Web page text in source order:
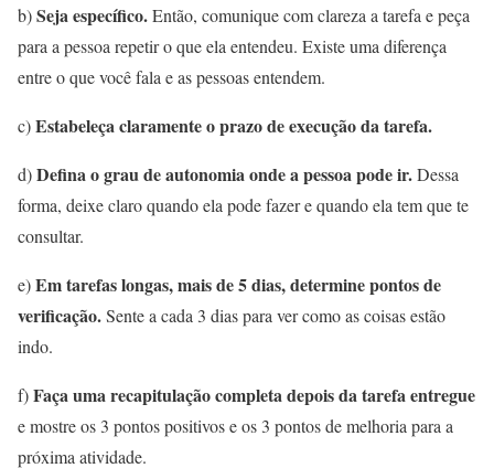
b)Seja específico.Então, comunique com clareza a tarefa e peça
para a pessoa repetir o que ela entendeu. Existe uma diferença
entre o que você fala e as pessoas entendem.
c)Estabeleça claramente o prazo de execução da tarefa.
d)Defina o grau de autonomia onde a pessoa pode ir.Dessa
forma, deixe claro quando ela pode fazer e quando ela tem que te
consultar.
e)Em tarefas longas, mais de 5 dias, determine pontos de
verificação.Sente a cada 3 dias para ver como as coisas estão
indo.
f)Faça uma recapitulação completa depois da tarefa entregue
e mostre os 3 pontos positivos e os 3 pontos de melhoria para a
próxima atividade.